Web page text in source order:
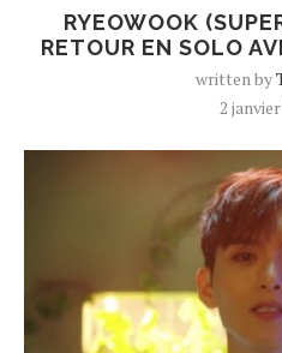
RYEOWOOK
RETOUR EN SOLO
written by
2